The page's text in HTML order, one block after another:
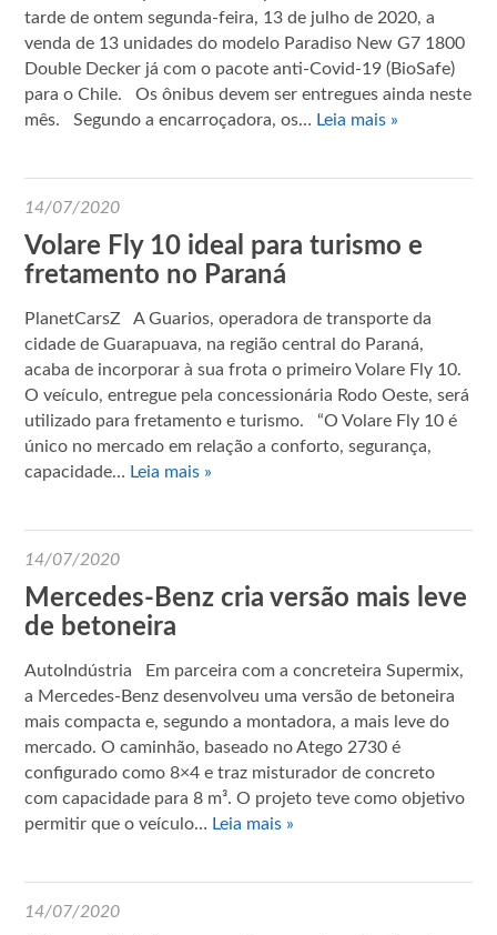
tarde de ontem segunda-feira, 13 de julho de 2020, a
venda de 13 unidades do modelo Paradiso New G7 1800
Double Decker já com o pacote anti-Covid-19 (BioSafe)
para o Chile. Os ônibus devem ser entregues ainda neste
mês. Segundo a encarroçadora, os… Leia mais »
14/07/2020
Volare Fly 10 ideal para turismo e
fretamento no Paraná
PlanetCarsZ A Guarios, operadora de transporte da
cidade de Guarapuava, na região central do Paraná,
acaba de incorporar à sua frota o primeiro Volare Fly 10.
O veículo, entregue pela concessionária Rodo Oeste, será
utilizado para fretamento e turismo. “O Volare Fly 10 é
único no mercado em relação a conforto, segurança,
capacidade… Leia mais »
14/07/2020
Mercedes-Benz cria versão mais leve
de betoneira
AutoIndústria Em parceira com a concreteira Supermix,
a Mercedes-Benz desenvolveu uma versão de betoneira
mais compacta e, segundo a montadora, a mais leve do
mercado. O caminhão, baseado no Atego 2730 é
configurado como 8×4 e traz misturador de concreto
com capacidade para 8 m³. O projeto teve como objetivo
permitir que o veículo… Leia mais »
14/07/2020